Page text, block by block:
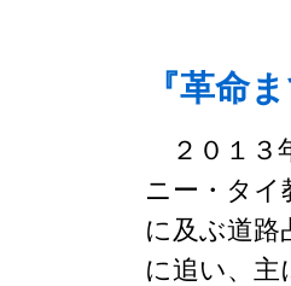
『革命ま
２０１３
ニー・タイ
に及ぶ道路
に追い、主